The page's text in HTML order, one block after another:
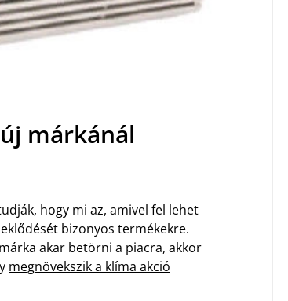
márkánál
hogy mi az, amivel fel lehet
bizonyos termékekre.
akar betörni a piacra, akkor
megnövekszik a klíma akció